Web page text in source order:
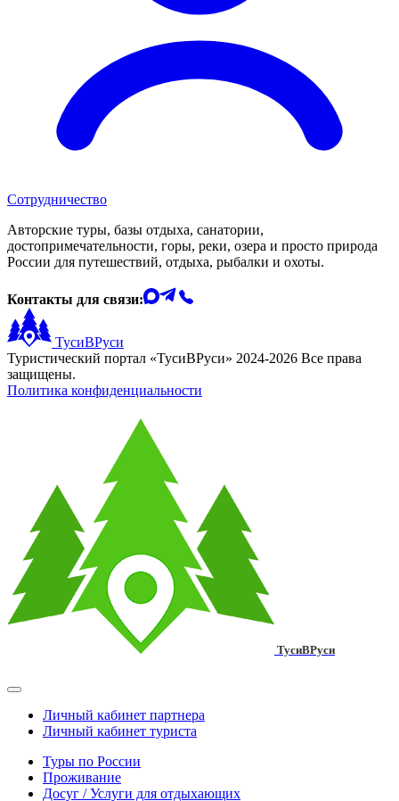
Сотрудничество
Авторские туры, базы отдыха, санатории,
достопримечательности, горы, реки, озера и просто природа
России для путешествий, отдыха, рыбалки и охоты.
Контакты для связи:
ТусиВРуси
Туристический портал «ТусиВРуси» 2024-2026 Все права
защищены.
Политика конфиденциальности
ТусиВРуси
Личный кабинет партнера
Личный кабинет туриста
Туры по России
Проживание
Досуг / Услуги для отдыхающих